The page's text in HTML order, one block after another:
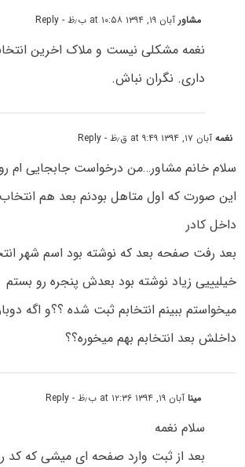
مشاورآبان ۱۹, ۱۳۹۴ at ۱۰:۵۸ ب٫ظ - Reply
نغمه مشکلی نیست و ملاک اخرین
داری. نگران نباش.
نغمهآبان ۱۷, ۱۳۹۴ at ۹:۴۹ ق٫ظ - Reply
سلام خانم مشاور…من درخواست جابجایی ام
این صورت که اول متاهل بودنم بعد هم
داخل کادر
بعد رفت صفحه بعد که نوشته بود اسم شهر
خیلیییی زیاد نوشته بود بعدش پنجره رو بستم
میخواستم ببینم انتخابم ثبت شده ؟؟و اگه
داخلش بعد انتخابم بهم میخوره؟؟
میناآبان ۱۹, ۱۳۹۴ at ۱۲:۳۶ ب٫ظ - Reply
سلام نغمه
بعد از ثبت وارد صفحه ای میشی که کد